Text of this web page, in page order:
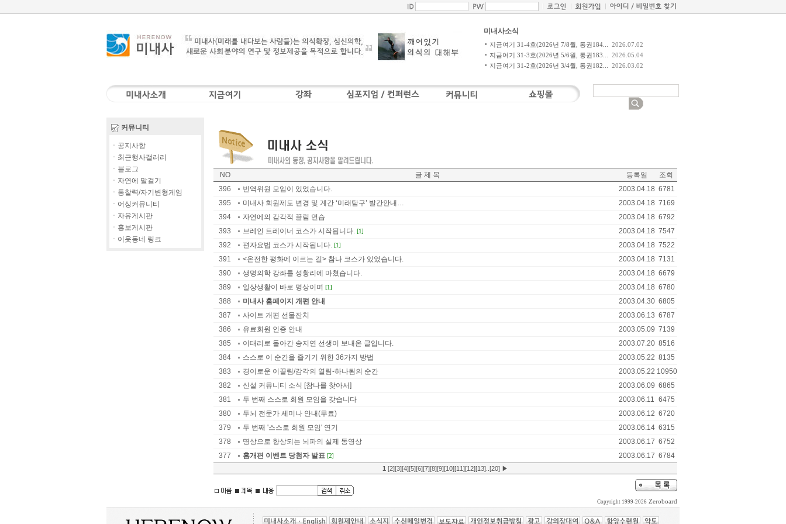
미내사소식
지금여기 31-4호(2026년 7/8월, 통권184...
2026.07.02
지금여기 31-3호(2026년 5/6월, 통권183...
2026.05.04
지금여기 31-2호(2026년 3/4월, 통권182...
2026.03.02
커뮤니티
ㆍ공지사항
ㆍ최근행사갤러리
ㆍ블로그
ㆍ자연에 말걸기
ㆍ통찰력/자기변형게임
ㆍ어싱커뮤니티
ㆍ자유게시판
ㆍ홍보게시판
ㆍ이웃동네 링크
NO 글 제 목 등록일
조회
396
번역위원 모임이 있었습니다. 2003.04.18 6781
395
미내사 회원제도 변경 및 계간 ‘미래탐구’ 발간안내… 2003.04.18 7169
394
자연에의 감각적 끌림 연습 2003.04.18 6792
393
브레인 트레이너 코스가 시작됩니다. [1] 2003.04.18 7547
392
편자요법 코스가 시작됩니다. [1] 2003.04.18 7522
391
<온전한 평화에 이르는 길> 참나 코스가 있었습니다. 2003.04.18 7131
390
생명의학 강좌를 성황리에 마쳤습니다. 2003.04.18 6679
389
일상생활이 바로 명상이며 [1] 2003.04.18 6780
388
미내사 홈페이지 개편 안내 2003.04.30 6805
387
사이트 개편 선물잔치 2003.06.13 6787
386
유료회원 인증 안내 2003.05.09 7139
385
이태리로 돌아간 송지연 선생이 보내온 글입니다. 2003.07.20 8516
384
스스로 이 순간을 즐기기 위한 36가지 방법 2003.05.22 8135
383
경이로운 이끌림/감각의 열림-하나됨의 순간 2003.05.22 10950
382
신설 커뮤니티 소식 [참나를 찾아서] 2003.06.09 6865
381
두 번째 스스로 회원 모임을 갖습니다 2003.06.11 6475
380
두뇌 전문가 세미나 안내(무료) 2003.06.12 6720
379
두 번째 '스스로 회원 모임' 연기 2003.06.14 6315
378
명상으로 향상되는 뇌파의 실제 동영상 2003.06.17 6752
377
홈개편 이벤트 당첨자 발표 [2] 2003.06.17 6784
1 [2][3][4][5][6][7][8][9][10][11][12][13].. [20] ▶
Copyright 1999-2026 Zeroboard